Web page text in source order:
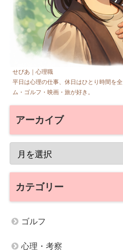
せぴあ｜心理職
平日は心理の仕事、休日はひとり時間を
ム・ゴルフ・映画・旅が好き。
アーカイブ
カテゴリー
ゴルフ
心理・考察